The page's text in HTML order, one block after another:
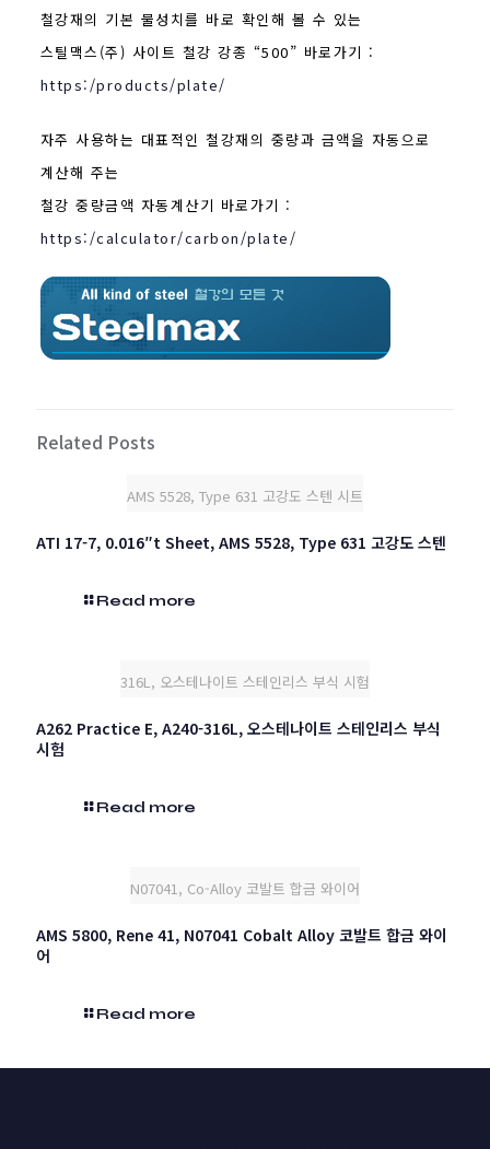
철강재의 기본 물성치를 바로 확인해 볼 수 있는
스틸맥스(주) 사이트 철강 강종 “500” 바로가기 :
https:/products/plate/
자주 사용하는 대표적인 철강재의 중량과 금액을 자동으로
계산해 주는
철강 중량금액 자동계산기 바로가기 :
https:/calculator/carbon/plate/
Related Posts
AMS 5528, Type 631 고강도 스텐 시트
ATI 17-7, 0.016″t Sheet, AMS 5528, Type 631 고강도 스텐
Read more
316L, 오스테나이트 스테인리스 부식 시험
A262 Practice E, A240-316L, 오스테나이트 스테인리스 부식
시험
Read more
N07041, Co-Alloy 코발트 합금 와이어
AMS 5800, Rene 41, N07041 Cobalt Alloy 코발트 합금 와이
어
Read more